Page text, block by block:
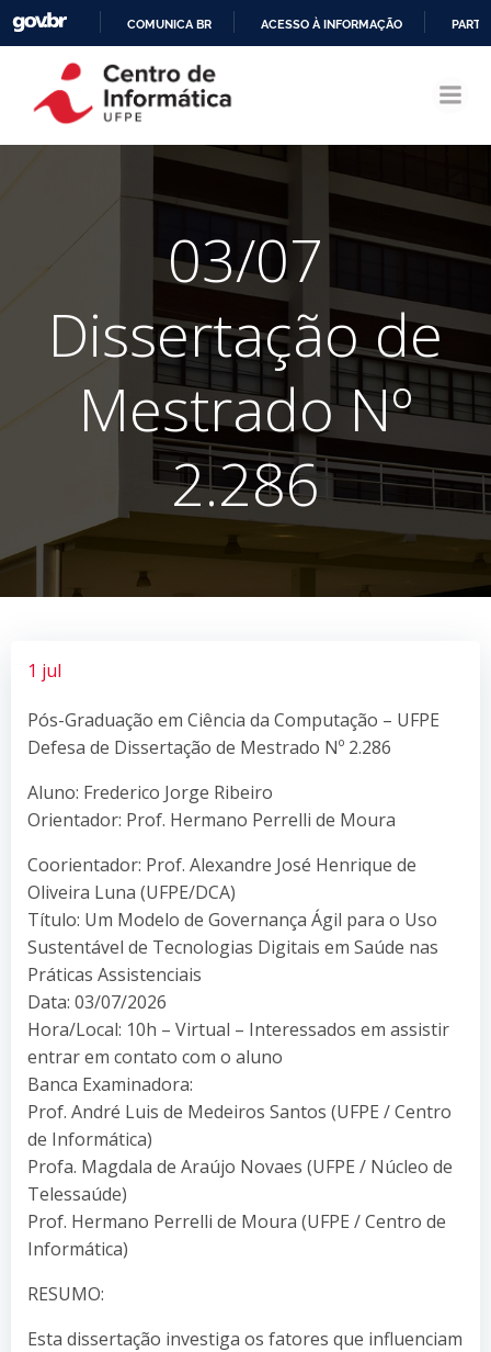
CONTEÚDO
COMUNICA BR ACESSO À INFORMAÇÃO
03/07
Dissertação de
Mestrado Nº
2.286
1 jul
Pós-Graduação em Ciência da Computação – UFPE
Defesa de Dissertação de Mestrado Nº 2.286
Aluno: Frederico Jorge Ribeiro
Orientador: Prof. Hermano Perrelli de Moura
Coorientador: Prof. Alexandre José Henrique de
Oliveira Luna (UFPE/DCA)
Título: Um Modelo de Governança Ágil para o Uso
Sustentável de Tecnologias Digitais em Saúde nas
Práticas Assistenciais
Data: 03/07/2026
Hora/Local: 10h – Virtual – Interessados em assistir
entrar em contato com o aluno
Banca Examinadora:
Prof. André Luis de Medeiros Santos (UFPE / Centro
de Informática)
Profa. Magdala de Araújo Novaes (UFPE / Núcleo de
Telessaúde)
Prof. Hermano Perrelli de Moura (UFPE / Centro de
Informática)
RESUMO:
Esta dissertação investiga os fatores que influenciam